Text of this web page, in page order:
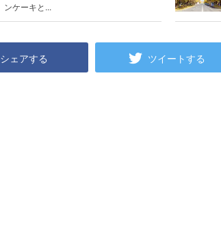
ンケーキと...
シェアする ツイートする